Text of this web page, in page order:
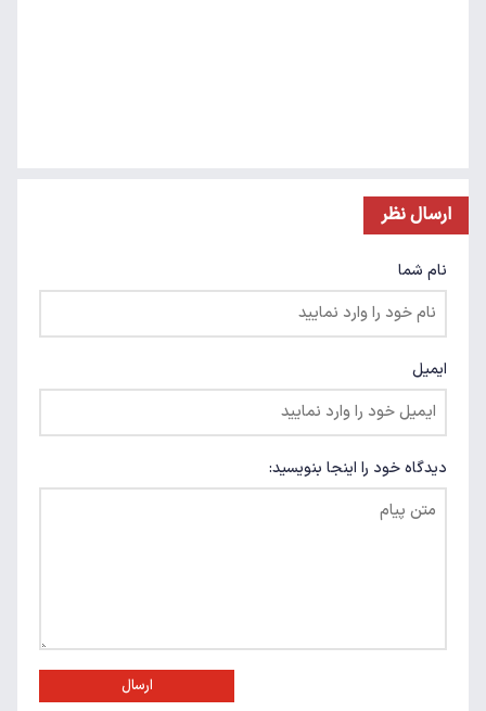
ارسال نظر
نام شما
ایمیل
دیدگاه خود را اینجا بنویسید:
ارسال